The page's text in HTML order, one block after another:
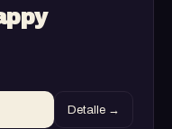
Detalle →